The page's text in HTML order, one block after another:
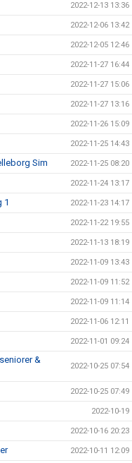
2022-12-13 13:36
2022-12-06 13:42
2022-12-05 12:46
2022-11-27 16:44
2022-11-27 15:06
2022-11-27 13:16
2022-11-26 15:09
2022-11-25 14:43
Sim 2022-11-25 08:20
2022-11-24 13:17
1 2022-11-23 14:17
2022-11-22 19:55
2022-11-13 18:19
2022-11-09 13:43
2022-11-09 11:52
2022-11-09 11:14
2022-11-06 12:11
2022-11-01 09:24
&
2022-10-25 07:54
2022-10-25 07:49
2022-10-19
2022-10-16 20:23
2022-10-11 12:09